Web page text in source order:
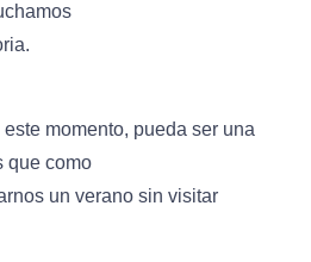
momento, pueda ser una
que como
un verano sin visitar